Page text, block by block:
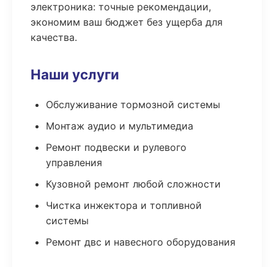
электроника: точные рекомендации,
экономим ваш бюджет без ущерба для
качества.
Наши услуги
Обслуживание тормозной системы
Монтаж аудио и мультимедиа
Ремонт подвески и рулевого
управления
Кузовной ремонт любой сложности
Чистка инжектора и топливной
системы
Ремонт двс и навесного оборудования